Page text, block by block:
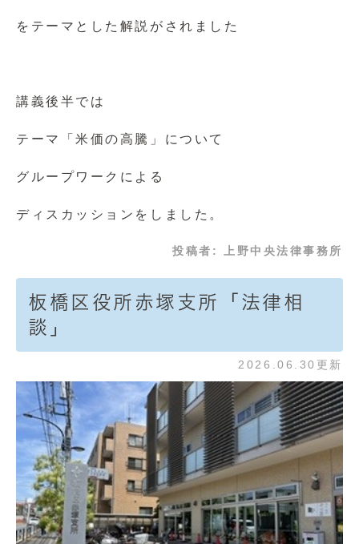
をテーマとした解説がされました
講義後半では
テーマ「米価の高騰」について
グループワークによる
ディスカッションをしました。
投稿者: 上野中央法律事務所
板橋区役所赤塚支所「法律相
談」
2026.06.30更新